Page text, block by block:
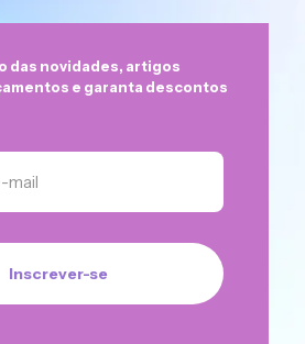
das novidades, artigos
e garanta descontos